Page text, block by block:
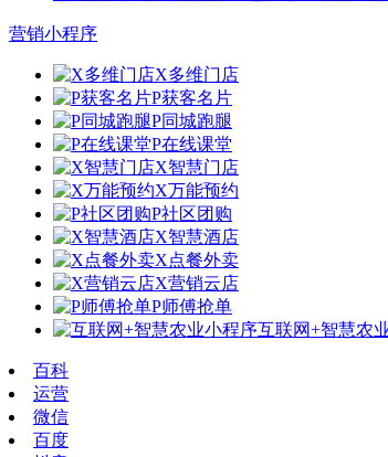
营销小程序
X多维门店
P获客名片
P同城跑腿
P在线课堂
X智慧门店
X万能预约
P社区团购
X智慧酒店
X点餐外卖
X营销云店
P师傅抢单
互联网+智慧农
百科
运营
微信
百度